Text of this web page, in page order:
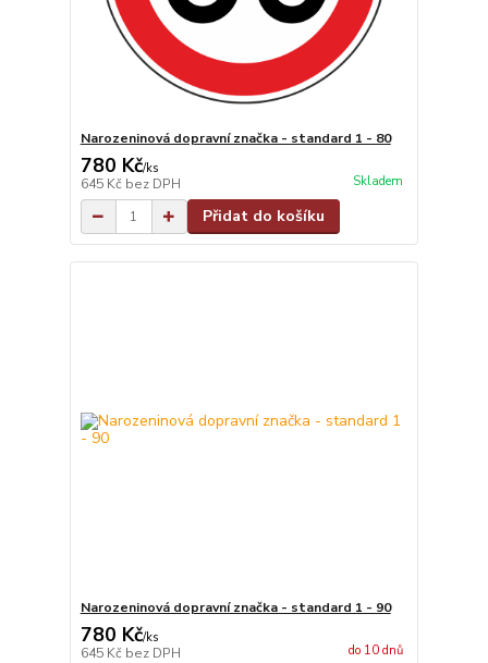
Narozeninová dopravní značka - standard 1 - 80
780 Kč/ks
645 Kč bez DPH Skladem
Přidat do košíku
Narozeninová dopravní značka - standard 1 - 90
780 Kč/ks
645 Kč bez DPH do 10 dnů